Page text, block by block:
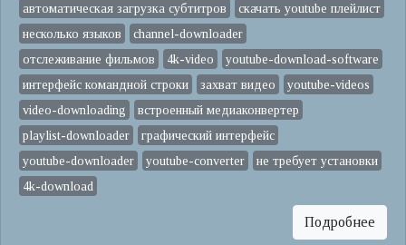
автоматическая загрузка субтитров
скачать youtube плейлист
несколько языков
channel-downloader
отслеживание фильмов
4k-video
youtube-download-software
интерфейс командной строки
захват видео
youtube-videos
video-downloading
встроенный медиаконвертер
playlist-downloader
графический интерфейс
youtube-downloader
youtube-converter
не требует установки
4k-download
Подробнее